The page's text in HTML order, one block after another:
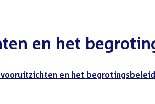
en het
vooruitzichten en het